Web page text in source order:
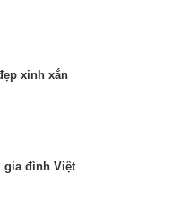
xinh xắn
gia đình Việt